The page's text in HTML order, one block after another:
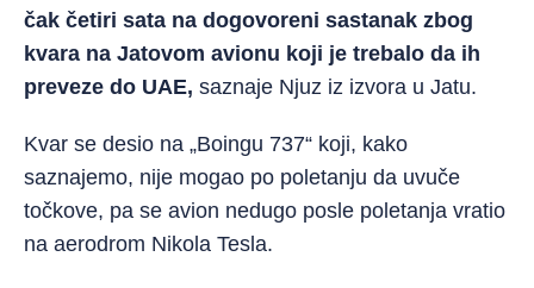
čak četiri sata na dogovoreni sastanak zbog
kvara na Jatovom avionu koji je trebalo da ih
preveze do UAE, saznaje Njuz iz izvora u Jatu.
Kvar se desio na „Boingu 737“ koji, kako
saznajemo, nije mogao po poletanju da uvuče
točkove, pa se avion nedugo posle poletanja vratio
na aerodrom Nikola Tesla.